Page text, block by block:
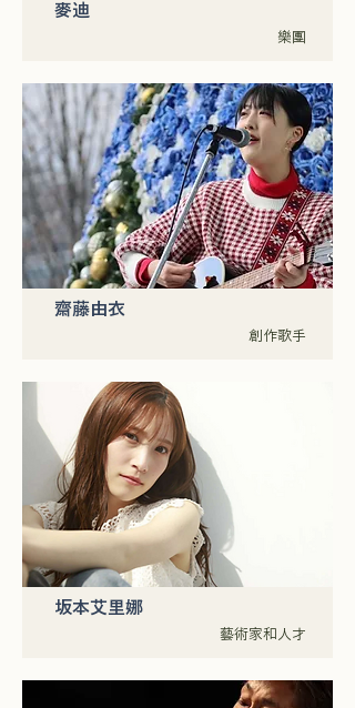
麥迪
樂團
齋藤由衣
創作歌手
坂本艾里娜
藝術家和人才